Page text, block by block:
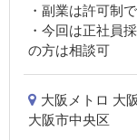
・副業は許可制
・今回は正社員
の方は相談可
大阪メトロ 大
大阪市中央区